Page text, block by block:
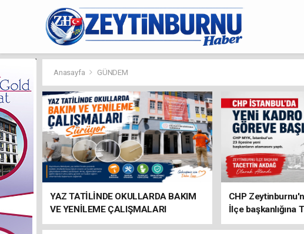
Anasayfa GÜNDEM
YAZ TATİLİNDE OKULLARDA BAKIM
VE YENİLEME ÇALIŞMALARI
SÜRÜYOR
CHP
İlçe başkanlığına
atandı